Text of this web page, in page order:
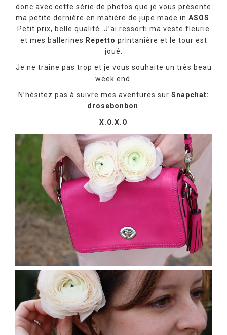
donc avec cette série de photos que je vous présente
ma petite dernière en matière de jupe made in ASOS
Petit prix, belle qualité. J’ai ressorti ma veste fleurie
et mes ballerines Repetto printanière et le tour est
joué.
Je ne traine pas trop et je vous souhaite un très beau
week end.
N’hésitez pas à suivre mes aventures sur Snapchat:
drosebonbon
X.O.X.O